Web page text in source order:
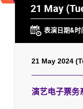
21 May
表演日期&时
21 May 2024
演艺电子票务